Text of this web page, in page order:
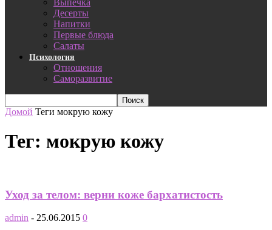
Выпечка
Десерты
Напитки
Первые блюда
Салаты
Психология
Отношения
Саморазвитие
Домой Теги мокрую кожу
Тег: мокрую кожу
Уход за телом: верни коже бархатистость
admin - 25.06.2015 0